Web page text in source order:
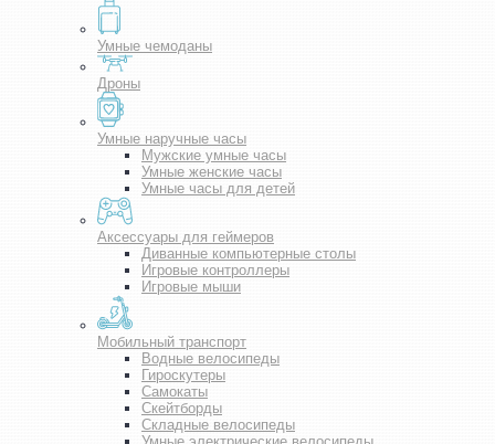
Умные чемоданы
Дроны
Умные наручные часы
Мужские умные часы
Умные женские часы
Умные часы для детей
Аксессуары для геймеров
Диванные компьютерные столы
Игровые контроллеры
Игровые мыши
Мобильный транспорт
Водные велосипеды
Гироскутеры
Самокаты
Скейтборды
Складные велосипеды